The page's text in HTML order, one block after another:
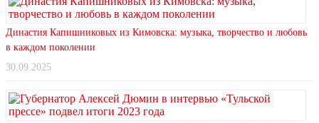
Династия Капишниковых из Кимовска: музыка, творчество и любовь
в каждом поколении
30.09.2025